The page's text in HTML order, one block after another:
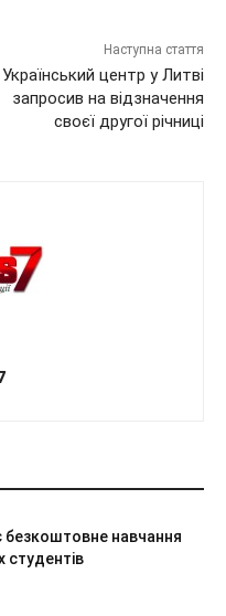
Наступна стаття
Український центр у Литві
запросив на відзначення
своєї другої річниці
безкоштовне навчання
студентів